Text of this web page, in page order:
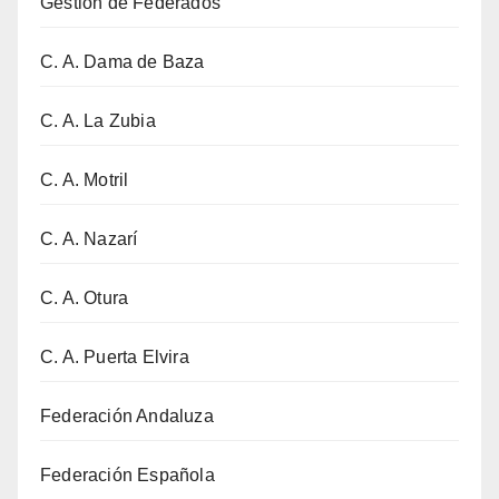
C. A. Dama de Baza
C. A. La Zubia
C. A. Motril
C. A. Nazarí
C. A. Otura
C. A. Puerta Elvira
Federación Andaluza
Federación Española